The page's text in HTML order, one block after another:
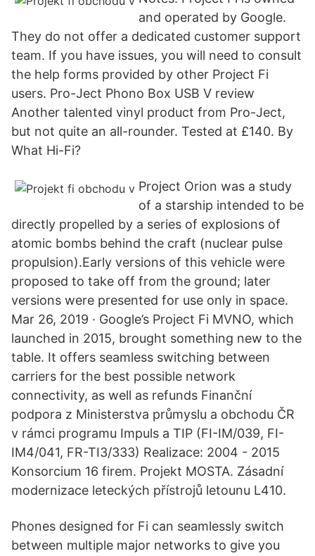
and operated by Google.
They do not offer a dedicated customer support
team. If you have issues, you will need to consult
the help forms provided by other Project Fi
users. Pro-Ject Phono Box USB V review
Another talented vinyl product from Pro-Ject,
but not quite an all-rounder. Tested at £140. By
What Hi-Fi?
Project Orion was a study
of a starship intended to be
directly propelled by a series of explosions of
atomic bombs behind the craft (nuclear pulse
propulsion).Early versions of this vehicle were
proposed to take off from the ground; later
versions were presented for use only in space.
Mar 26, 2019 · Google’s Project Fi MVNO, which
launched in 2015, brought something new to the
table. It offers seamless switching between
carriers for the best possible network
connectivity, as well as refunds Finanční
podpora z Ministerstva průmyslu a obchodu ČR
v rámci programu Impuls a TIP (FI-IM/039, FI-
IM4/041, FR-TI3/333) Realizace: 2004 - 2015
Konsorcium 16 firem. Projekt MOSTA. Zásadní
modernizace leteckých přístrojů letounu L410.
Phones designed for Fi can seamlessly switch
between multiple major networks to give you